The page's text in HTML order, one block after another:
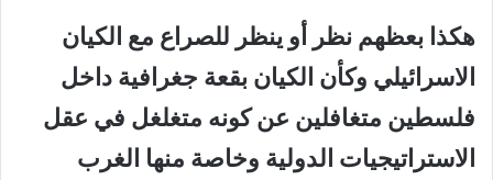
هكذا بعظهم نظر أو ينظر للصراع مع الكيان
الاسرائيلي وكأن الكيان بقعة جغرافية داخل
فلسطين متغافلين عن كونه متغلغل في عقل
الاستراتيجيات الدولية وخاصة منها الغرب